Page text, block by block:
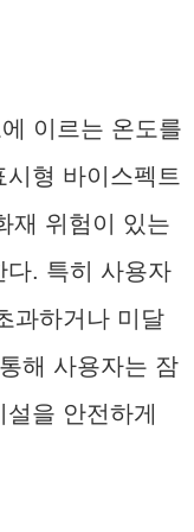
이르는 온도를
형 바이스펙트
재 위험이 있는
다. 특히 사용자
과하거나 미달
해 사용자는 잠
을 안전하게